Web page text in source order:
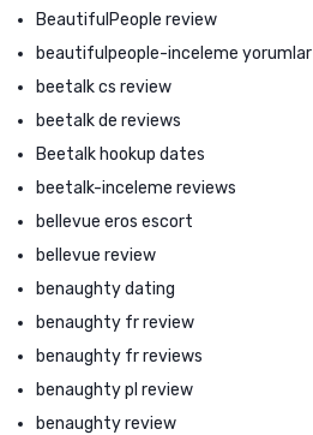
BeautifulPeople review
beautifulpeople-inceleme yorumlar
beetalk cs review
beetalk de reviews
Beetalk hookup dates
beetalk-inceleme reviews
bellevue eros escort
bellevue review
benaughty dating
benaughty fr review
benaughty fr reviews
benaughty pl review
benaughty review